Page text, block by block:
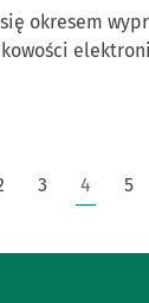
okresem
3 4 5